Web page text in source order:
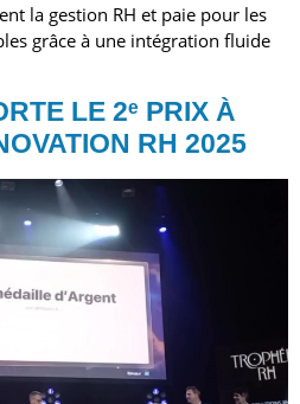
la gestion RH et paie pour les
grâce à une intégration fluide
LE 2ᵉ PRIX À
RH 2025